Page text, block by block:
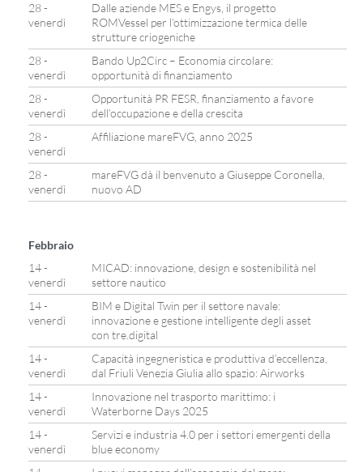
28 -
venerdì
Dalle aziende MES e Engys, il progetto
ROMVessel per l’ottimizzazione termica delle
strutture criogeniche
28 -
venerdì
Bando Up2Circ – Economia circolare:
opportunità di finanziamento
28 -
venerdì
Opportunità PR FESR, finanziamento a favore
dell’occupazione e della crescita
28 -
venerdì
Affiliazione mareFVG, anno 2025
28 -
venerdì
mareFVG dà il benvenuto a Giuseppe Coronella,
nuovo AD
Febbraio
14 -
venerdì
MICAD: innovazione, design e sostenibilità nel
settore nautico
14 -
venerdì
BIM e Digital Twin per il settore navale:
innovazione e gestione intelligente degli asset
con tre.digital
14 -
venerdì
Capacità ingegneristica e produttiva d’eccellenza,
dal Friuli Venezia Giulia allo spazio: Airworks
14 -
venerdì
Innovazione nel trasporto marittimo: i
Waterborne Days 2025
14 -
venerdì
Servizi e industria 4.0 per i settori emergenti della
blue economy